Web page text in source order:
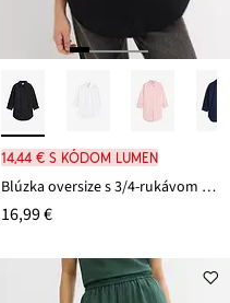
14,44 € s kódom LUMEN
Blúzka oversize s 3/4-rukávom z bavlny
16,99 €